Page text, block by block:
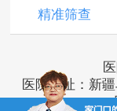
精准筛查
医院地址：新